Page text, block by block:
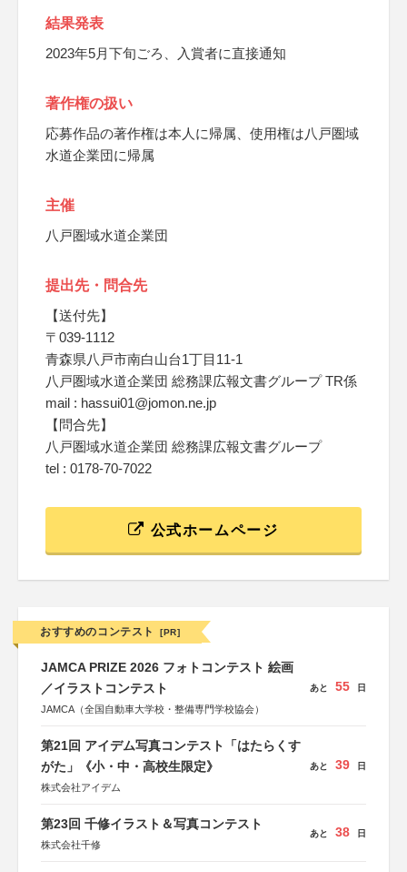
結果発表
2023年5月下旬ごろ、入賞者に直接通知
著作権の扱い
応募作品の著作権は本人に帰属、使用権は八戸圏域
水道企業団に帰属
主催
八戸圏域水道企業団
提出先・問合先
【送付先】
〒039‐1112
青森県八戸市南白山台1丁目11‐1
八戸圏域水道企業団 総務課広報文書グループ TR係
mail : hassui01@jomon.ne.jp
【問合先】
八戸圏域水道企業団 総務課広報文書グループ
tel : 0178-70-7022
公式ホームページ
おすすめのコンテスト [PR]
JAMCA PRIZE 2026 フォトコンテスト 絵画
／イラストコンテスト
JAMCA（全国自動車大学校・整備専門学校協会）
あと 55 日
第21回 アイデム写真コンテスト「はたらくす
がた」《小・中・高校生限定》
株式会社アイデム
あと 39 日
第23回 千修イラスト＆写真コンテスト
株式会社千修
あと 38 日